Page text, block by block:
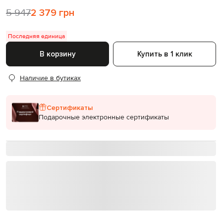
5 9472 379 грн
Последняя единица
В корзину Купить в 1 клик
Наличие в бутиках
Сертификаты
Подарочные электронные сертификаты